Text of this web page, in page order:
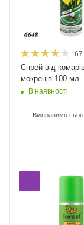
67
Спрей від
мокреців 100 мл
В наявності
Відправимо